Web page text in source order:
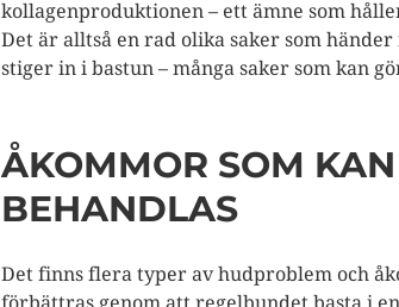
kollagenproduktionen – ett ämne som
Det är alltså en rad olika saker som
stiger in i bastun – många saker som kan
ÅKOMMOR SOM KAN
BEHANDLAS
Det finns flera typer av hudproblem och